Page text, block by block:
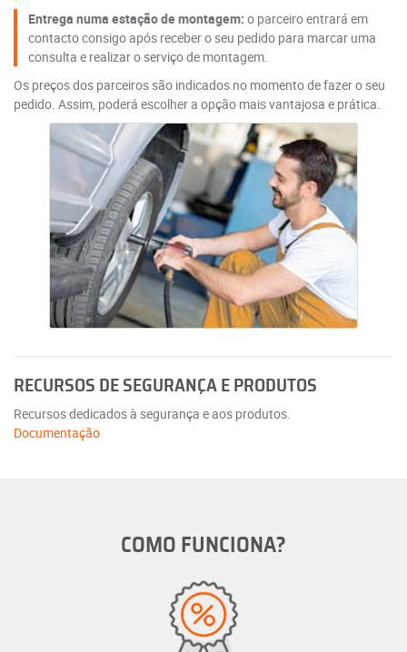
Entrega numa estação de montagem: o parceiro entrará em
contacto consigo após receber o seu pedido para marcar uma
consulta e realizar o serviço de montagem.
Os preços dos parceiros são indicados no momento de fazer o seu
pedido. Assim, poderá escolher a opção mais vantajosa e prática.
RECURSOS DE SEGURANÇA E PRODUTOS
Recursos dedicados à segurança e aos produtos.
Documentação
COMO FUNCIONA?